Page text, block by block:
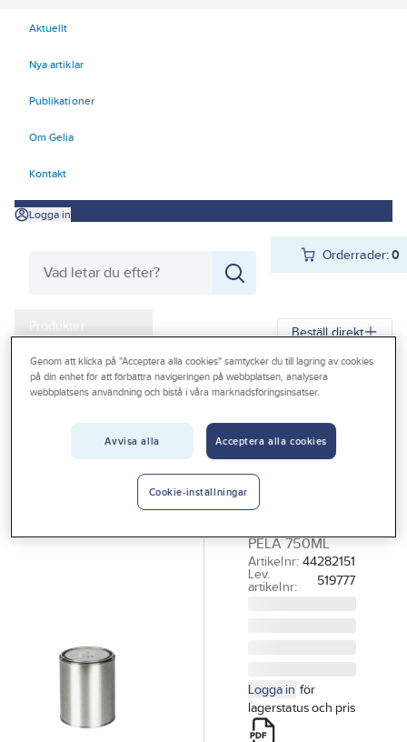
Aktuellt
Nya artiklar
Publikationer
Om Gelia
Kontakt
Logga in
Orderrader:0
Produkter
Kampanjer
Outlet
Beställ direkt
Gelia Produkter Arbetsplats Förvaring
Förvaringskärl
Färgburk
PELA
PELA 750ML
Artikelnr: 44282151
Lev.
artikelnr:
519777
Logga in för
lagerstatus och pris
Genom att klicka på "Acceptera alla cookies" samtycker du till lagring av cookies
på din enhet för att förbättra navigeringen på webbplatsen, analysera
webbplatsens användning och bistå i våra marknadsföringsinsatser.
Avvisa alla Acceptera alla cookies
Cookie-inställningar